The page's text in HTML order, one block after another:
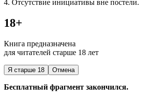
4. Отсутствие инициативы вне постели.
18+
Книга предназначена
для читателей старше 18 лет
Я старше 18 Отмена
Бесплатный фрагмент закончился.